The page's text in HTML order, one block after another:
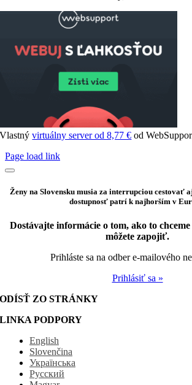
Vlastnývirtuálny server od 8,77 € od
Page load link
Ženy na Slovensku musia za interrupciou cestovať
dostupnosť patrí k najhorším v
Dostávajte informácie o tom, ako to
môžete zapojiť.
Prihláste sa na odber e-mailového
Prihlásiť sa »
ODÍSŤ ZO STRÁNKY
LINKA PODPORY
English
Slovenčina
Українська
Русский